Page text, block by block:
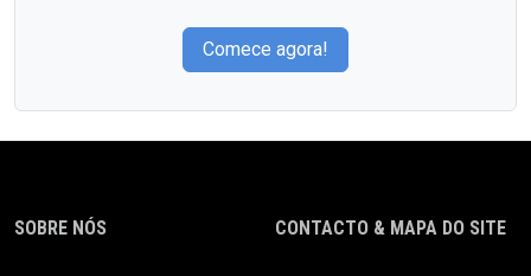
Comece agora!
SOBRE NÓS CONTACTO & MAPA DO SITE